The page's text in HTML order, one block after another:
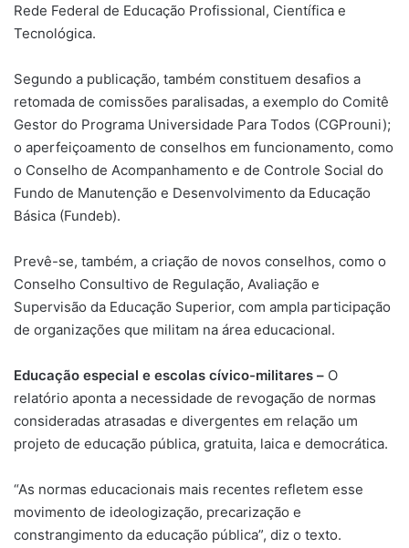
Rede Federal de Educação Profissional, Científica e
Tecnológica.
Segundo a publicação, também constituem desafios a
retomada de comissões paralisadas, a exemplo do Comitê
Gestor do Programa Universidade Para Todos (CGProuni);
o aperfeiçoamento de conselhos em funcionamento, como
o Conselho de Acompanhamento e de Controle Social do
Fundo de Manutenção e Desenvolvimento da Educação
Básica (Fundeb).
Prevê-se, também, a criação de novos conselhos, como o
Conselho Consultivo de Regulação, Avaliação e
Supervisão da Educação Superior, com ampla participação
de organizações que militam na área educacional.
Educação especial e escolas cívico-militares – O
relatório aponta a necessidade de revogação de normas
consideradas atrasadas e divergentes em relação um
projeto de educação pública, gratuita, laica e democrática.
“As normas educacionais mais recentes refletem esse
movimento de ideologização, precarização e
constrangimento da educação pública”, diz o texto.